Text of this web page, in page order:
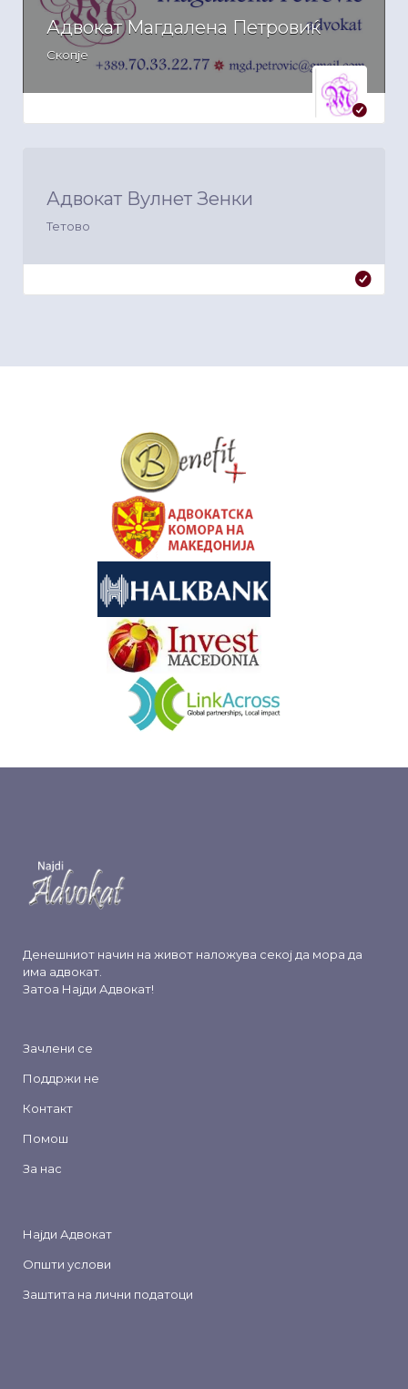
Адвокат Магдалена Петровиќ
Скопје
Адвокат Вулнет Зенки
Тетово
Денешниот начин на живот наложува секој да мора да
има адвокат.
Затоа Најди Адвокат!
Зачлени се
Поддржи не
Контакт
Помош
За нас
Најди Адвокат
Општи услови
Заштита на лични податоци